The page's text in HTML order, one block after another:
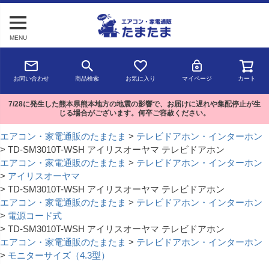
MENU
お問い合わせ 商品検索 お気に入り マイページ カート
7/28に発生した熊本県熊本地方の地震の影響で、お届けに遅れや集配停止が生
じる場合がございます。何卒ご容赦ください。
エアコン・家電通販のたまたま
テレビドアホン・インターホン
TD-SM3010T-WSH アイリスオーヤマ テレビドアホン
エアコン・家電通販のたまたま
テレビドアホン・インターホン
アイリスオーヤマ
TD-SM3010T-WSH アイリスオーヤマ テレビドアホン
エアコン・家電通販のたまたま
テレビドアホン・インターホン
電源コード式
TD-SM3010T-WSH アイリスオーヤマ テレビドアホン
エアコン・家電通販のたまたま
テレビドアホン・インターホン
モニターサイズ（4.3型）